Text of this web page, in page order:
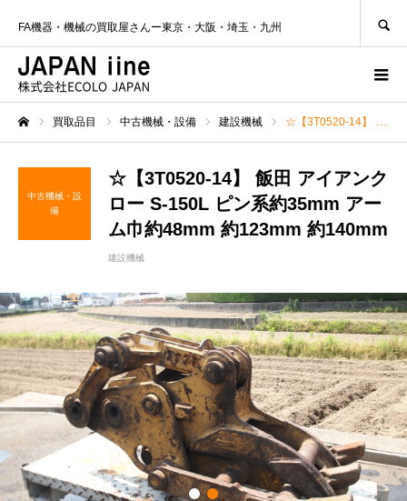
FA機器・機械の買取屋さんー東京・大阪・埼玉・九州
買取品目 中古機械・設備 建設機械 ☆【3T0520-14】 飯田 アイアンクロー S-150L ピン系約35mm アーム巾約48mm 約123mm 約140mm
中古機械・設
備
☆【3T0520-14】 飯田 アイアンク
ロー S-150L ピン系約35mm アー
ム巾約48mm 約123mm 約140mm
建設機械